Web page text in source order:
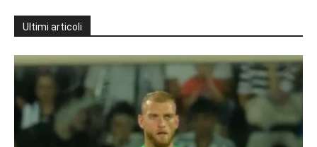
Ultimi articoli